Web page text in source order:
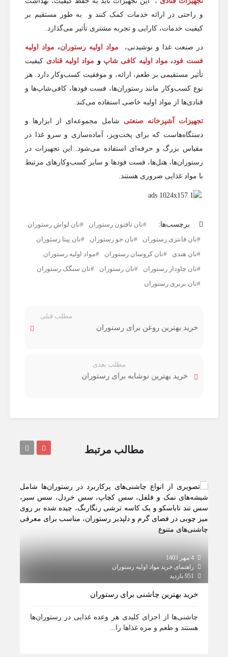
و راحتی در ارائه خدمات کمک کنند و به طور مستقیم بر
کیفیت خدمات، کارایی و تجربه مشتری تأثیر می‌گذارد.
در صنعت غذا و نوشیدنی، مواد اولیه رستوران‌،مواد اولیه
فست فود،مواد اولیه کافی‌ شاپ‌ومواد اولیه قنادیکیفیت
تأثیر مستقیمی بر طعم، ارائه، و موفقیت کسب‌وکار دارد. هر
نوع کسب‌وکار مانند رستوران‌ها، فست فودها، کافی‌شاپ‌ها و
قنادی‌ها از مواد اولیه خاصی استفاده می‌کند.
تجهیزات آشپزخانه صنعتی شامل مجموعه‌ای از ابزارها و
دستگاه‌هاست که برای پخت‌وپز، آماده‌سازی و سرو غذا در
مقیاس بزرگ و حرفه‌ای استفاده می‌شود. این تجهیزات در
رستوران‌ها، هتل‌ها، فست فودها و سایر کسب‌وکارهای مرتبط
با مواد غذایی ضروری هستند.
برچسب‌ها: نان تافتون رستوران
نان لواش رستوران
نان فانتزی رستوران
نان جو رستوران
نان پیتا رستوران
نان هندی
نان کروسان رستوران
مواد اولیه رستوران‌
نان چاودار رستوران
نان رستوران
نان سنگک رستوران
نان بربری رستوران
مطلب قبلی
خرید بهترین روغن‌ برای رستوران
مطلب بعدی
خرید بهترین نوشابه برای رستوران
مطالب مرتبط
4 مهر 1403
راهنمای خرید مواد اولیه رستوران
951 بازدید
خرید بهترین چاشنی برای رستوران
چاشنی‌ها از اجزای کلیدی هر وعده غذایی در رستوران‌ها
هستند و طعم و مزه غذاها را...